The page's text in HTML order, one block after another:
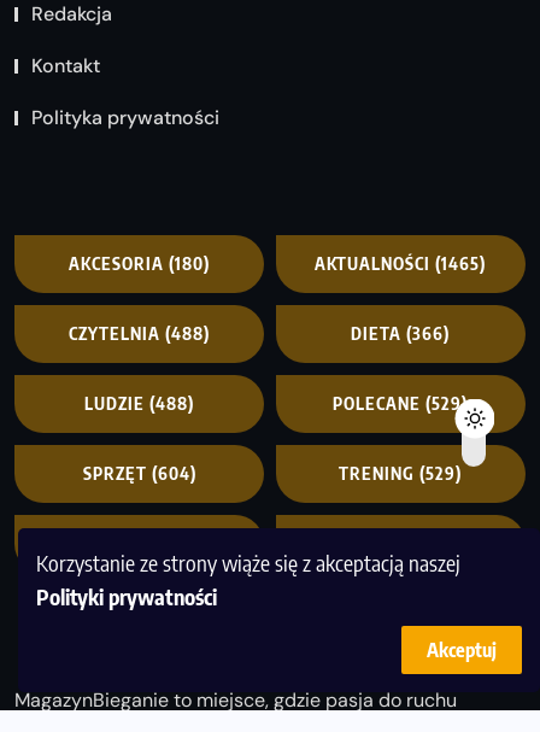
Korzystanie ze strony wiąże się z akceptacją naszej
Polityki prywatności
Akceptuj
Redakcja
Kontakt
Polityka prywatności
AKCESORIA (180) AKTUALNOŚCI (1465)
CZYTELNIA (488) DIETA (366)
LUDZIE (488) POLECANE (529)
SPRZĘT (604) TRENING (529)
MagazynBieganie to miejsce, gdzie pasja do ruchu